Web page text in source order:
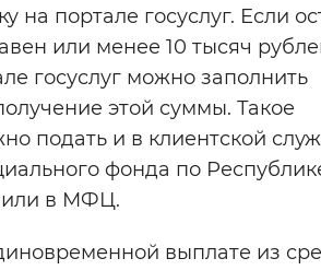
на портале госуслуг. Если
или менее 10 тысяч
госуслуг можно заполнить
этой суммы. Такое
подать и в клиентской
фонда по
или в МФЦ.
выплате из